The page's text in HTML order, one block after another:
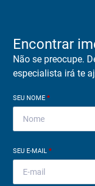
Encontrar
Não se preocupe.
especialista irá te
SEU NOME*
SEU E-MAIL*